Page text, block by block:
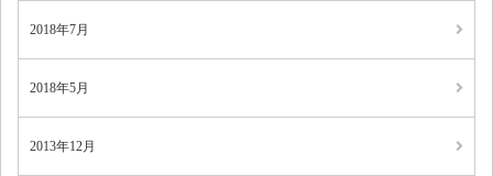
2018年7月
2018年5月
2013年12月